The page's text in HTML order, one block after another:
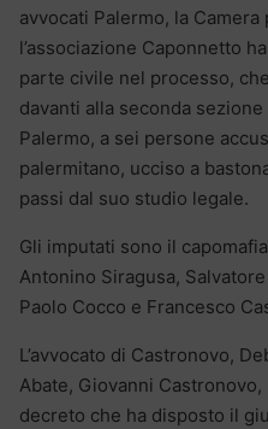
avvocati Palermo, la
l’associazione Caponnetto
parte civile nel processo,
davanti alla seconda
Palermo, a sei persone
palermitano, ucciso a
passi dal suo studio legale.
Gli imputati sono il
Antonino Siragusa,
Paolo Cocco e Francesco
L’avvocato di Castronovo,
Abate, Giovanni
decreto che ha disposto il